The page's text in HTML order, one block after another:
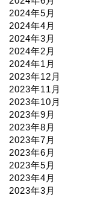
2024年5月
2024年4月
2024年3月
2024年2月
2024年1月
2023年12月
2023年11月
2023年10月
2023年9月
2023年8月
2023年7月
2023年6月
2023年5月
2023年4月
2023年3月